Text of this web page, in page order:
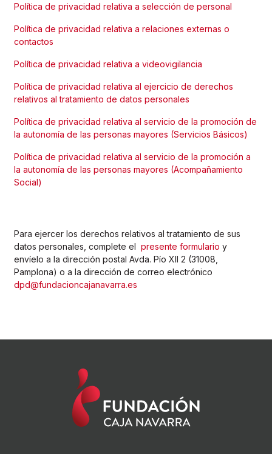
Política de privacidad relativa a selección de personal
Política de privacidad relativa a relaciones externas o
contactos
Política de privacidad relativa a videovigilancia
Política de privacidad relativa al ejercicio de derechos
relativos al tratamiento de datos personales
Política de privacidad relativa al servicio de la promoción de
la autonomía de las personas mayores (Servicios Básicos)
Política de privacidad relativa al servicio de la promoción a
la autonomía de las personas mayores (Acompañamiento
Social)
Para ejercer los derechos relativos al tratamiento de sus
datos personales, complete elpresente formulario y
envíelo a la dirección postal Avda. Pío XII 2 (31008,
Pamplona) o a la dirección de correo electrónico
dpd@fundacioncajanavarra.es